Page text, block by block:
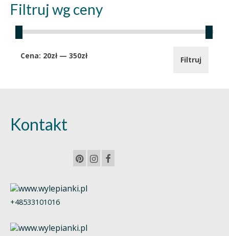
Filtruj wg ceny
Cena
Cena
Filtruj
Cena: 20zł— 350zł
Kontakt
+48533101016